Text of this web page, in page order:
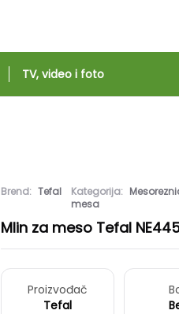
TV, video i foto
Brend: Tefal Kategorija:
mesa
Mlin za meso Tefal
Proizvođač
Tefal